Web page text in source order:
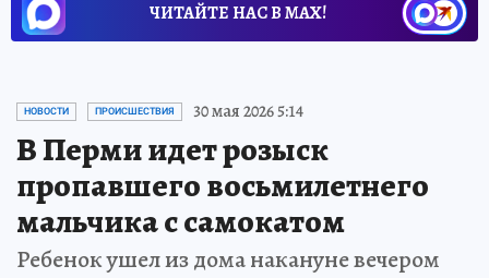
ЧИТАЙТЕ НАС В МАХ!
НОВОСТИ ПРОИСШЕСТВИЯ 30 мая 2026 5:14
В Перми идет розыск
пропавшего восьмилетнего
мальчика с самокатом
Ребенок ушел из дома накануне вечером